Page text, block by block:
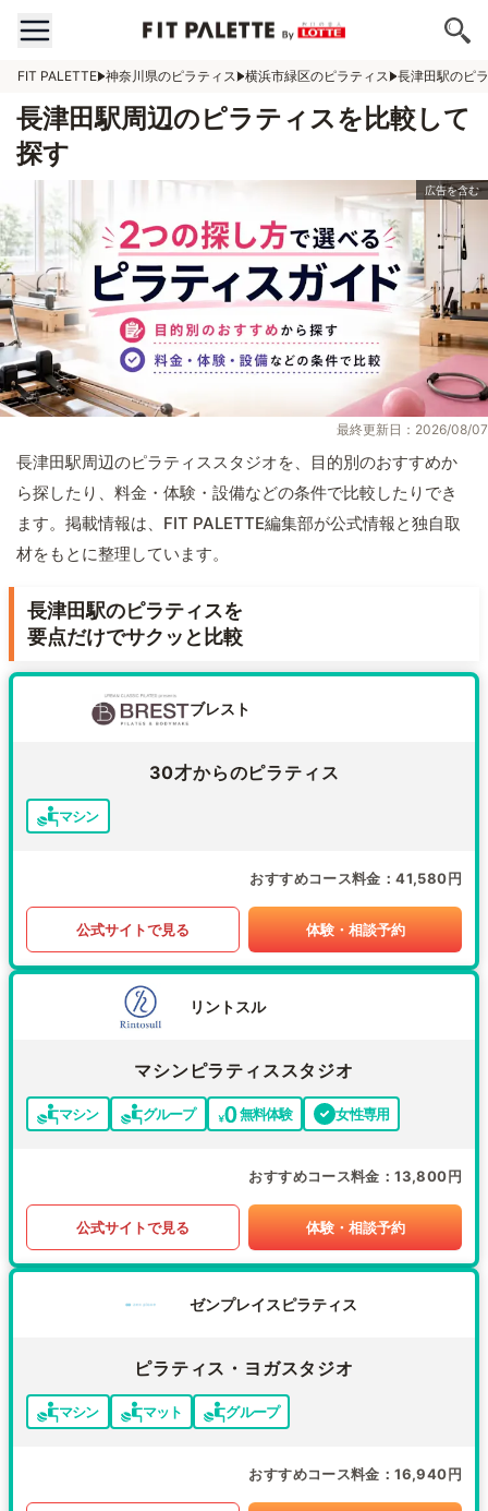
FIT PALETTE 神奈川県のピラティス 横浜市緑区のピラティス 長津田駅のピ
長津田駅周辺のピラティスを比較して
探す
最終更新日：2026/08/07
長津田駅周辺のピラティススタジオを、目的別のおすすめか
ら探したり、料金・体験・設備などの条件で比較したりでき
ます。掲載情報は、FIT PALETTE編集部が公式情報と独自取
材をもとに整理しています。
長津田駅のピラティスを
要点だけでサクッと比較
ブレスト
30才からのピラティス
マシン
おすすめコース料金 41,580円
公式サイトで見る 体験・相談予約
リントスル
マシンピラティススタジオ
マシン グループ 無料体験 女性専用
おすすめコース料金 13,800円
公式サイトで見る 体験・相談予約
ゼンプレイスピラティス
ピラティス・ヨガスタジオ
マシン マット グループ
おすすめコース料金 16,940円